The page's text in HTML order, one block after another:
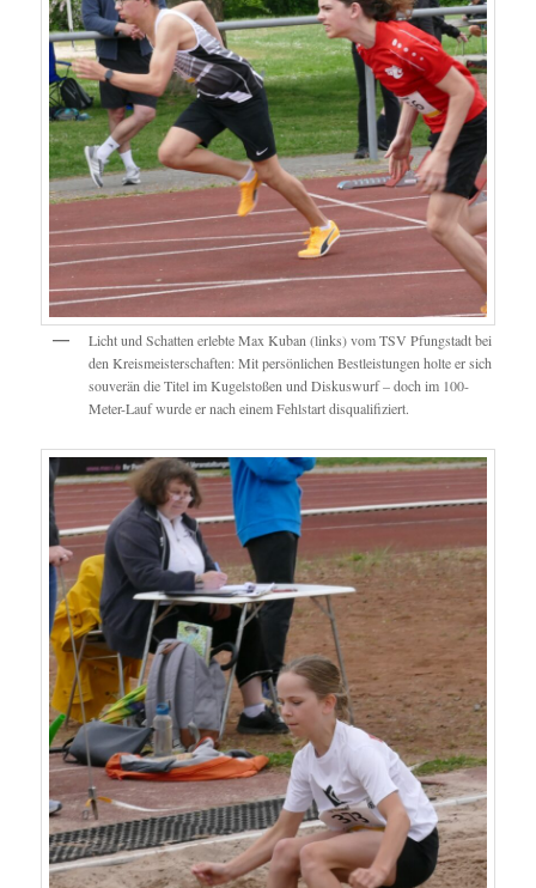
Licht und Schatten erlebte Max Kuban (links) vom TSV Pfungstadt bei
den Kreismeisterschaften: Mit persönlichen Bestleistungen holte er sich
souverän die Titel im Kugelstoßen und Diskuswurf – doch im 100-
Meter-Lauf wurde er nach einem Fehlstart disqualifiziert.